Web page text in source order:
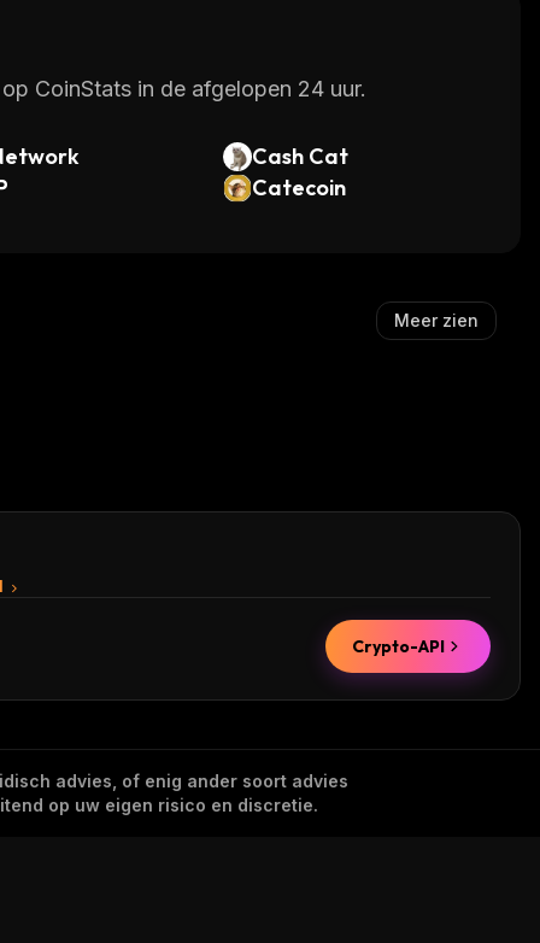
CoinStats in de afgelopen 24 uur.
Cash Cat
Catecoin
Meer zien
Crypto-API
advies, of enig ander soort advies
op uw eigen risico en discretie.